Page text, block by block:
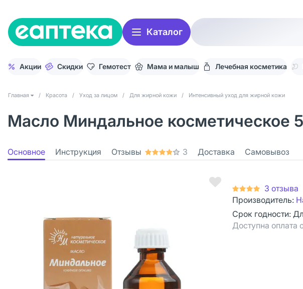
Каталог
Акции Скидки Гемотест Мама и малыш Лечебная косметика
Главная / Красота / Уход за лицом / Для жирной кожи / Интенсивный уход для жирной кожи
Масло Миндальное косметическое
Основное Инструкция Отзывы 3 Доставка Самовывоз
3 отзыва
Производитель:
Срок годности:
Доступна оплата